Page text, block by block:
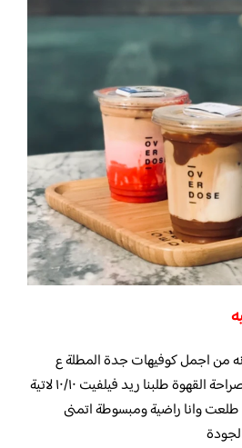
من اجمل كوفيهات جدة المطلة ع
البحر و التنظيم حلو مره بصراحة القهوة طلبنا ريد فيلفيت ١٠/١٠ لاتية
١٠/١٠ سبانيش لاتية بارد ١٠/١٠ طلعت وانا راضية ومبسوطة اتمنى